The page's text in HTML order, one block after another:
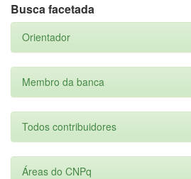
Busca facetada
Orientador
Membro da banca
Todos contribuidores
Áreas do CNPq